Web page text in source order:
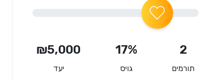
2
תורמים
17%
גויס
₪5,000
יעד